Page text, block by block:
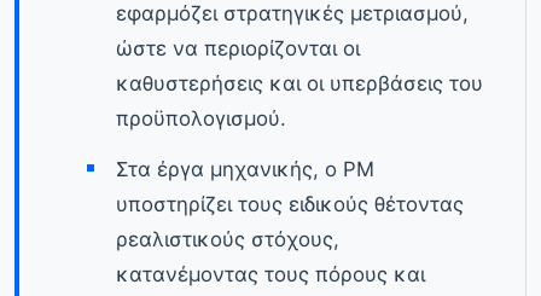
εφαρμόζει στρατηγικές μετριασμού,
ώστε να περιορίζονται οι
καθυστερήσεις και οι υπερβάσεις του
προϋπολογισμού.
Στα έργα μηχανικής, ο PM
υποστηρίζει τους ειδικούς θέτοντας
ρεαλιστικούς στόχους,
κατανέμοντας τους πόρους και